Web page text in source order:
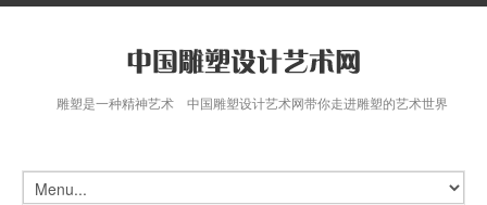
雕塑是一种精神艺术 中国雕塑设计艺术网带你走进雕塑的艺术世界